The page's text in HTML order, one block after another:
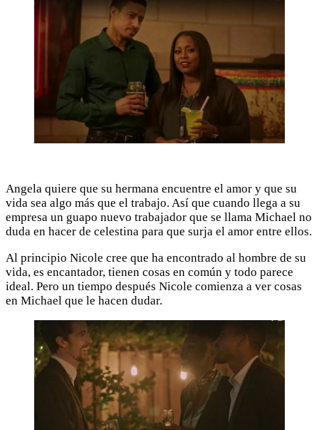
Angela quiere que su hermana encuentre el amor y que su
vida sea algo más que el trabajo. Así que cuando llega a su
empresa un guapo nuevo trabajador que se llama Michael no
duda en hacer de celestina para que surja el amor entre ellos.
Al principio Nicole cree que ha encontrado al hombre de su
vida, es encantador, tienen cosas en común y todo parece
ideal. Pero un tiempo después Nicole comienza a ver cosas
en Michael que le hacen dudar.